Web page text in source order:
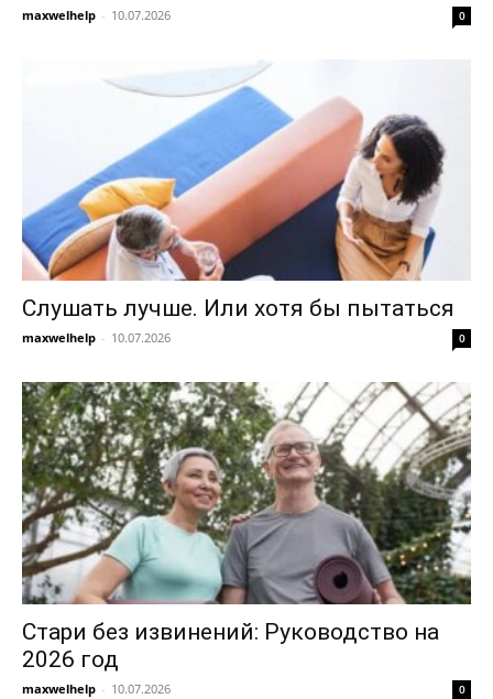
maxwelhelp - 10.07.2026 0
Слушать лучше. Или хотя бы пытаться
maxwelhelp - 10.07.2026 0
Стари без извинений: Руководство на
2026 год
maxwelhelp - 10.07.2026 0